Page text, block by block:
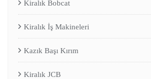
Kiralık Bobcat
Kiralık İş Makineleri
Kazık Başı Kırım
Kiralık JCB